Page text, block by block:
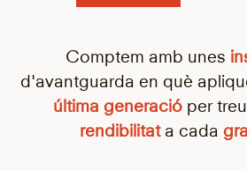
Comptem amb unes
d'avantguarda en què
última generacióper
rendibilitata cada